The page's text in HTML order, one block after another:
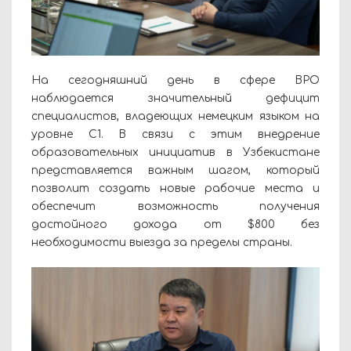
На сегодняшний день в сфере BPO
наблюдается значительный дефицит
специалистов, владеющих немецким языком на
уровне C1. В связи с этим внедрение
образовательных инициатив в Узбекистане
представляется важным шагом, который
позволит создать новые рабочие места и
обеспечит возможность получения
достойного дохода от $800 без
необходимости выезда за пределы страны.